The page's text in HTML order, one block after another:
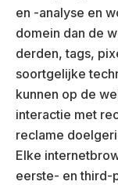
en -analyse en
domein dan de
derden, tags,
soortgelijke
kunnen op de
interactie met
reclame
Elke
eerste- en third-